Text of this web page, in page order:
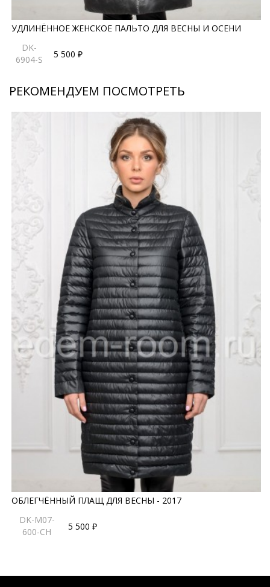
УДЛИНЁННОЕ ЖЕНСКОЕ ПАЛЬТО ДЛЯ ВЕСНЫ И ОСЕНИ
DK-
6904-S
5 500 ₽
РЕКОМЕНДУЕМ ПОСМОТРЕТЬ
ОБЛЕГЧЁННЫЙ ПЛАЩ ДЛЯ ВЕСНЫ - 2017
DK-M07-
600-CH
5 500 ₽